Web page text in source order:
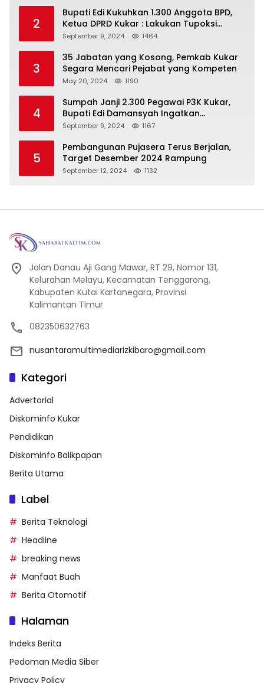
2
Bupati Edi Kukuhkan 1.300 Anggota BPD,
Ketua DPRD Kukar : Lakukan Tupoksi
Dengan Baik Untuk Wujudkan
September 9, 2024 1464
3
35 Jabatan yang Kosong, Pemkab Kukar
Segara Mencari Pejabat yang Kompeten
May 20, 2024 1190
4
Sumpah Janji 2.300 Pegawai P3K Kukar,
Bupati Edi Damansyah Ingatkan
Tanggung Jawab Baru
September 9, 2024 1167
5
Pembangunan Pujasera Terus Berjalan,
Target Desember 2024 Rampung
September 12, 2024 1132
Jalan Danau Aji Gang Mawar, RT 29, Nomor 131,
Kelurahan Melayu, Kecamatan Tenggarong,
Kabupaten Kutai Kartanegara, Provinsi
Kalimantan Timur
082350632763
nusantaramultimediarizkibaro@gmail.com
Kategori
Advertorial
Diskominfo Kukar
Pendidikan
Diskominfo Balikpapan
Berita Utama
Label
Berita Teknologi
Headline
breaking news
Manfaat Buah
Berita Otomotif
Halaman
Indeks Berita
Pedoman Media Siber
Privacy Policy